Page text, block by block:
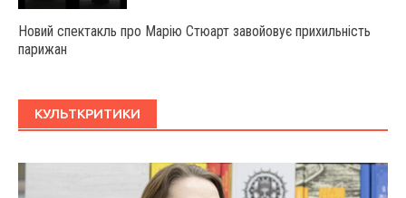
Новий спектакль про Марію Стюарт завойовує прихильність
парижан
КУЛЬТКРИТИКИ